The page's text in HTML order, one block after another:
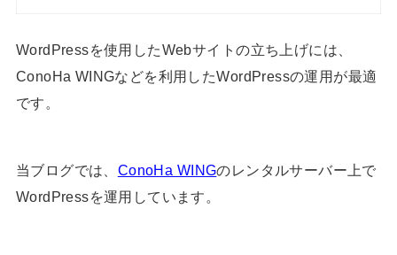
WordPressを使用したWebサイトの立ち上げには、
ConoHa WINGなどを利用したWordPressの運用が最適
です。
当ブログでは、 ConoHa WINGのレンタルサーバー上で
WordPressを運用しています。